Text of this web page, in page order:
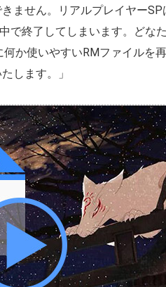
ません。リアルプレイヤー
で終了してしまいます。どな
何か使いやすいRMファイルを
します。」